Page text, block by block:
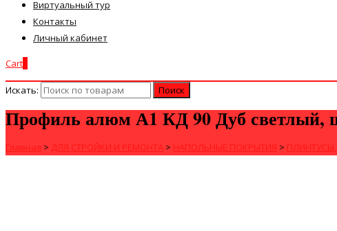
Виртуальный тур
Контакты
Личный кабинет
Cart
Искать:
Профиль алюм А1 КД 90 Дуб светлый,
Главная > ДЛЯ СТРОЙКИ И РЕМОНТА > НАПОЛЬНЫЕ ПОКРЫТИЯ >